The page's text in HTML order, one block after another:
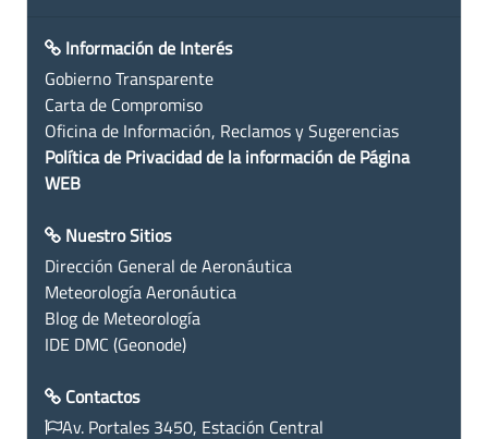
Información de Interés
Gobierno Transparente
Carta de Compromiso
Oficina de Información, Reclamos y Sugerencias
Política de Privacidad de la información de Página
WEB
Nuestro Sitios
Dirección General de Aeronáutica
Meteorología Aeronáutica
Blog de Meteorología
IDE DMC (Geonode)
Contactos
Av. Portales 3450, Estación Central